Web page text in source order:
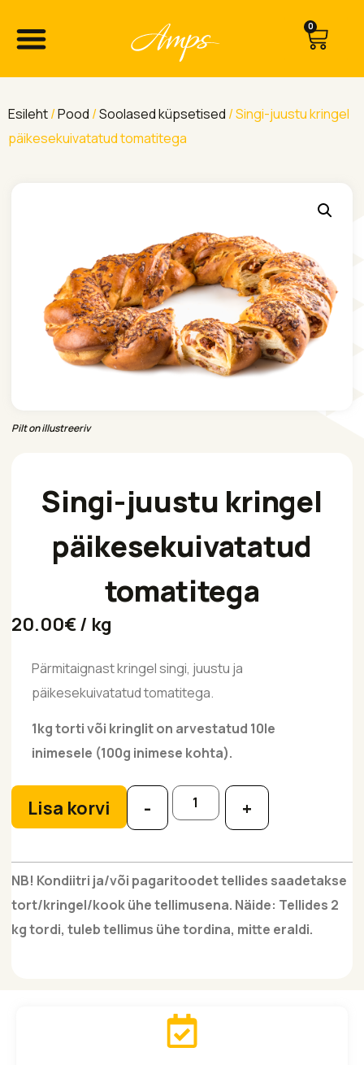
0
Esileht/Pood /Soolased küpsetised / Singi-juustu kringel
päikesekuivatatud tomatitega
Pilt on illustreeriv
Singi-juustu kringel
päikesekuivatatud
tomatitega
20.00€/ kg
Pärmitaignast kringel singi, juustu ja
päikesekuivatatud tomatitega.
1kg torti või kringlit on arvestatud 10le
inimesele (100g inimese kohta).
- +
Lisa korvi
NB! Kondiitri ja/või pagaritoodet tellides saadetakse
tort/kringel/kook ühe tellimusena. Näide: Tellides 2
kg tordi, tuleb tellimus ühe tordina, mitte eraldi.